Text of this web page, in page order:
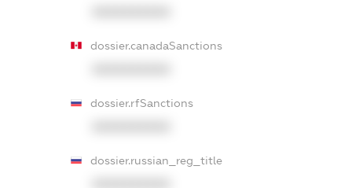
dossier.canadaSanctions
dossier.rfSanctions
dossier.russian_reg_title